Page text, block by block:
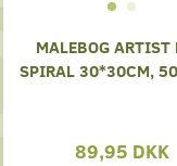
MALEBOG ARTIST
SPIRAL 30*30CM,
89,95 DKK